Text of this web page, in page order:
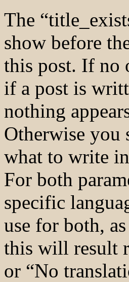
The
show before
this post. If no
if a post is
nothing
Otherwise you
what to write
For both
specific
use for both,
this will result
or “No